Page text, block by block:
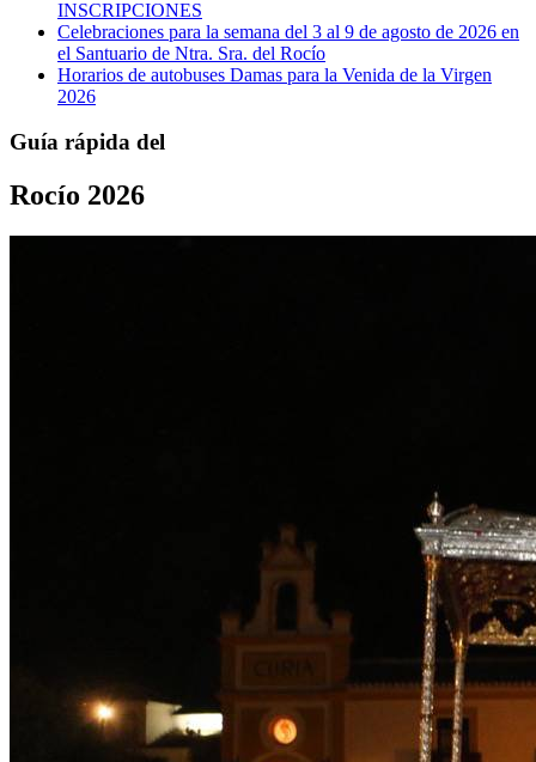
INSCRIPCIONES
Celebraciones para la semana del 3 al 9 de agosto de 2026 en
el Santuario de Ntra. Sra. del Rocío
Horarios de autobuses Damas para la Venida de la Virgen
2026
Guía rápida del
Rocío 2026